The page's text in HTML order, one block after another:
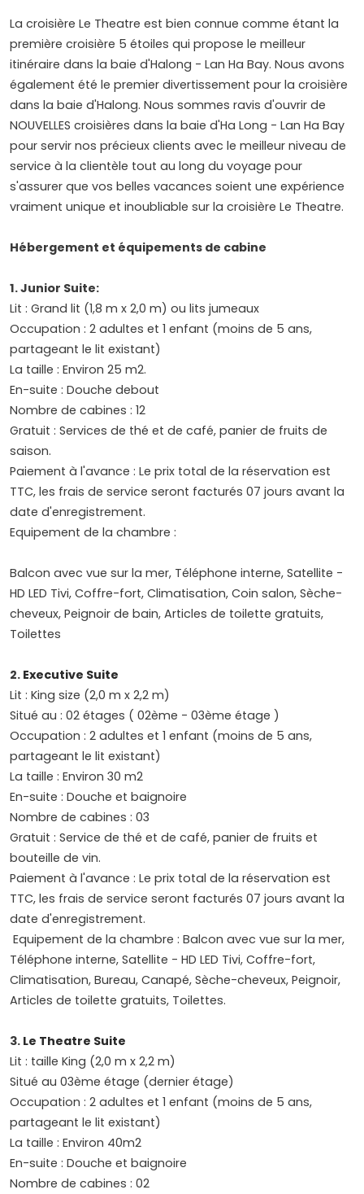
La croisière Le Theatre est bien connue comme étant la
première croisière 5 étoiles qui propose le meilleur
itinéraire dans la baie d'Halong - Lan Ha Bay. Nous avons
également été le premier divertissement pour la croisière
dans la baie d'Halong. Nous sommes ravis d'ouvrir de
NOUVELLES croisières dans la baie d'Ha Long - Lan Ha Bay
pour servir nos précieux clients avec le meilleur niveau de
service à la clientèle tout au long du voyage pour
s'assurer que vos belles vacances soient une expérience
vraiment unique et inoubliable sur la croisière Le Theatre.
Hébergement et équipements de cabine
1. Junior Suite:
Lit : Grand lit (1,8 m x 2,0 m) ou lits jumeaux
Occupation : 2 adultes et 1 enfant (moins de 5 ans,
partageant le lit existant)
La taille : Environ 25 m2.
En-suite : Douche debout
Nombre de cabines : 12
Gratuit : Services de thé et de café, panier de fruits de
saison.
Paiement à l'avance : Le prix total de la réservation est
TTC, les frais de service seront facturés 07 jours avant la
date d'enregistrement.
Equipement de la chambre :
Balcon avec vue sur la mer, Téléphone interne, Satellite -
HD LED Tivi, Coffre-fort, Climatisation, Coin salon, Sèche-
cheveux, Peignoir de bain, Articles de toilette gratuits,
Toilettes
2. Executive Suite
Lit : King size (2,0 m x 2,2 m)
Situé au : 02 étages ( 02ème - 03ème étage )
Occupation : 2 adultes et 1 enfant (moins de 5 ans,
partageant le lit existant)
La taille : Environ 30 m2
En-suite : Douche et baignoire
Nombre de cabines : 03
Gratuit : Service de thé et de café, panier de fruits et
bouteille de vin.
Paiement à l'avance : Le prix total de la réservation est
TTC, les frais de service seront facturés 07 jours avant la
date d'enregistrement.
Equipement de la chambre : Balcon avec vue sur la mer,
Téléphone interne, Satellite - HD LED Tivi, Coffre-fort,
Climatisation, Bureau, Canapé, Sèche-cheveux, Peignoir,
Articles de toilette gratuits, Toilettes.
3. Le Theatre Suite
Lit : taille King (2,0 m x 2,2 m)
Situé au 03ème étage (dernier étage)
Occupation : 2 adultes et 1 enfant (moins de 5 ans,
partageant le lit existant)
La taille : Environ 40m2
En-suite : Douche et baignoire
Nombre de cabines : 02